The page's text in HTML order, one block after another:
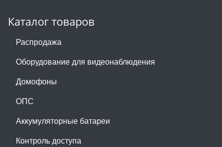
Каталог товаров
Распродажа
Оборудование для видеонаблюдения
Домофоны
ОПС
Аккумуляторные батареи
Контроль доступа